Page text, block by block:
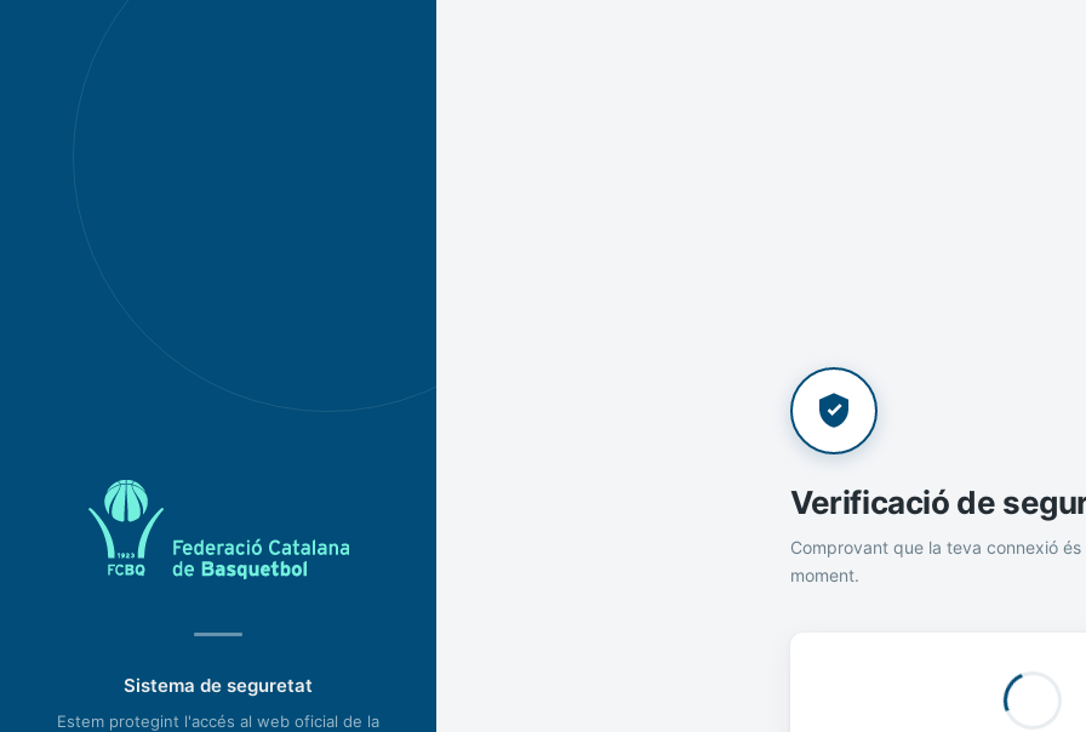
Sistema de seguretat
Estem protegint l'accés al web oficial de la
Verificació de
Comprovant que la teva connexió és
moment.